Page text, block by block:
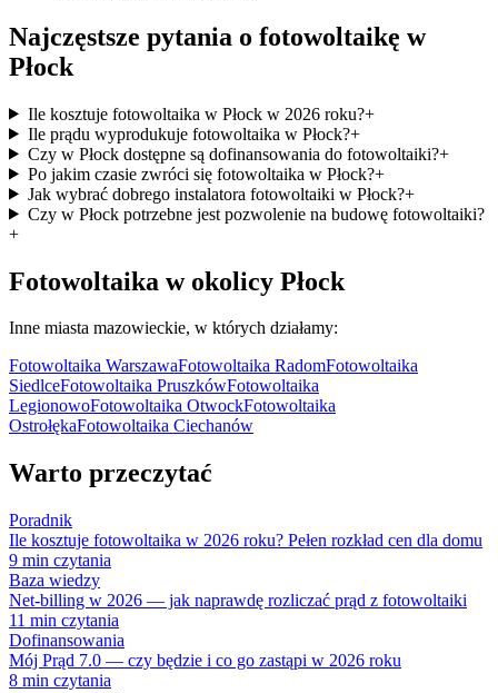
Najczęstsze pytania o fotowoltaikę w
Płock
Ile kosztuje fotowoltaika w Płock w 2026 roku?+
Ile prądu wyprodukuje fotowoltaika w Płock?+
Czy w Płock dostępne są dofinansowania do fotowoltaiki?+
Po jakim czasie zwróci się fotowoltaika w Płock?+
Jak wybrać dobrego instalatora fotowoltaiki w Płock?+
Czy w Płock potrzebne jest pozwolenie na budowę fotowoltaiki?
+
Fotowoltaika w okolicy Płock
Inne miasta mazowieckie, w których działamy:
Fotowoltaika WarszawaFotowoltaika RadomFotowoltaika
SiedlceFotowoltaika PruszkówFotowoltaika
LegionowoFotowoltaika OtwockFotowoltaika
OstrołękaFotowoltaika Ciechanów
Warto przeczytać
Poradnik
Ile kosztuje fotowoltaika w 2026 roku? Pełen rozkład cen dla domu
9 min czytania
Baza wiedzy
Net-billing w 2026 — jak naprawdę rozliczać prąd z fotowoltaiki
11 min czytania
Dofinansowania
Mój Prąd 7.0 — czy będzie i co go zastąpi w 2026 roku
8 min czytania